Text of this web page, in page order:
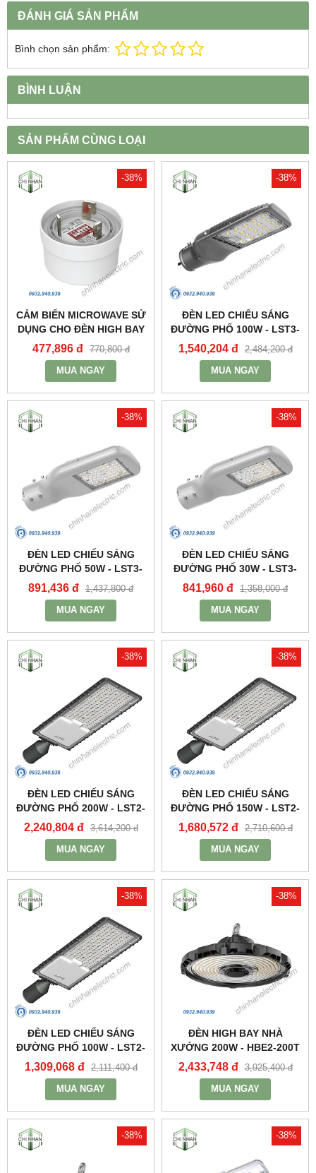
ĐÁNH GIÁ SẢN PHẨM
Bình chọn sản phẩm:
BÌNH LUẬN
SẢN PHẨM CÙNG LOẠI
-38%
CẢM BIẾN MICROWAVE SỬ
DỤNG CHO ĐÈN HIGH BAY
NHÀ XƯỞNG HBE2_MPE
477,896 đ 770,800 đ
MUA NGAY
-38%
ĐÈN LED CHIẾU SÁNG
ĐƯỜNG PHỐ 100W - LST3-
100 - MPE
1,540,204 đ 2,484,200 đ
MUA NGAY
-38%
ĐÈN LED CHIẾU SÁNG
ĐƯỜNG PHỐ 50W - LST3-
50 - MPE
891,436 đ 1,437,800 đ
MUA NGAY
-38%
ĐÈN LED CHIẾU SÁNG
ĐƯỜNG PHỐ 30W - LST3-
30 - MPE
841,960 đ 1,358,000 đ
MUA NGAY
-38%
ĐÈN LED CHIẾU SÁNG
ĐƯỜNG PHỐ 200W - LST2-
200 - MPE
2,240,804 đ 3,614,200 đ
MUA NGAY
-38%
ĐÈN LED CHIẾU SÁNG
ĐƯỜNG PHỐ 150W - LST2-
150 - MPE
1,680,572 đ 2,710,600 đ
MUA NGAY
-38%
ĐÈN LED CHIẾU SÁNG
ĐƯỜNG PHỐ 100W - LST2-
100 - MPE
1,309,068 đ 2,111,400 đ
MUA NGAY
-38%
ĐÈN HIGH BAY NHÀ
XƯỞNG 200W - HBE2-200T
- MPE
2,433,748 đ 3,925,400 đ
MUA NGAY
-38% -38%